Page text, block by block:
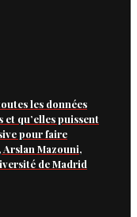
les données
et qu’elles puissent
pour faire
Mazouni,
de Madrid